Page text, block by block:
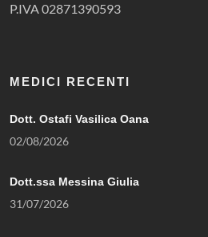
P.IVA 02871390593
MEDICI RECENTI
Dott. Ostafi Vasilica Oana
02/08/2026
Dott.ssa Messina Giulia
31/07/2026